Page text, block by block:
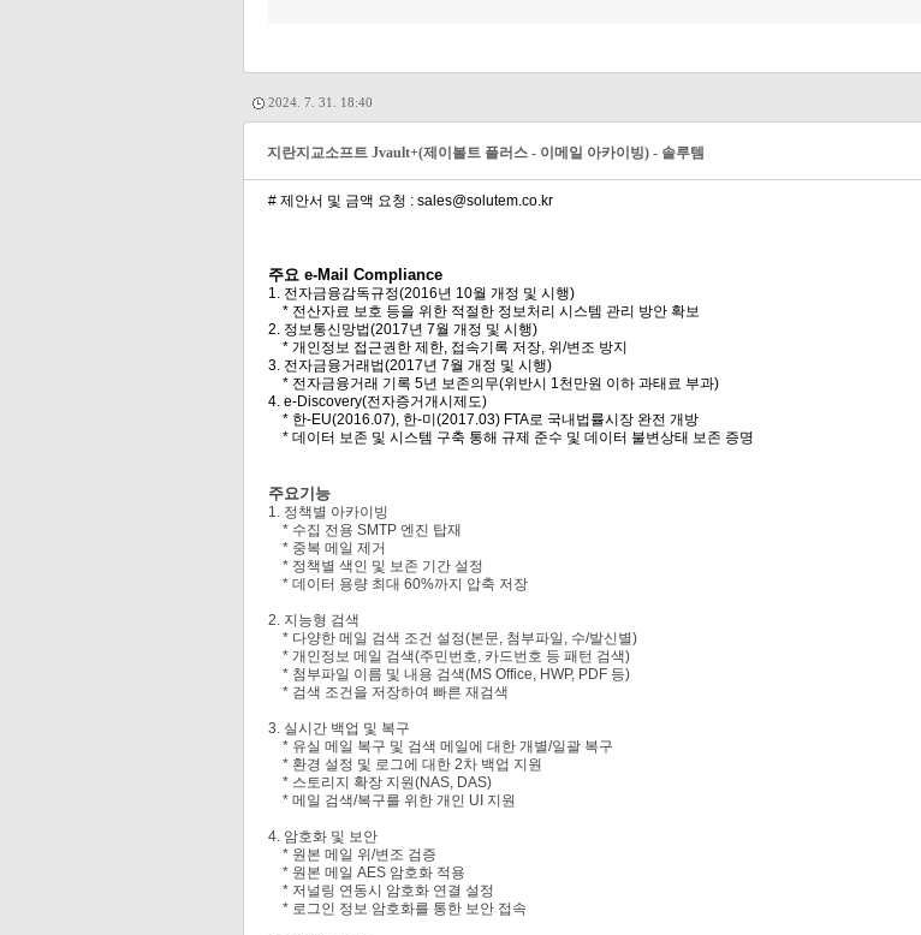
2024. 7. 31. 18:40
지란지교소프트 Jvault+(제이볼트 플러스 - 이메일 아카이빙) - 솔루템
# 제안서 및 금액 요청 : sales@solutem.co.kr
주요 e-Mail Compliance
1. 전자금융감독규정(2016년 10월 개정 및 시행)
* 전산자료 보호 등을 위한 적절한 정보처리 시스템 관리 방안 확보
2. 정보통신망법(2017년 7월 개정 및 시행)
* 개인정보 접근권한 제한, 접속기록 저장, 위/변조 방지
3. 전자금융거래법(2017년 7월 개정 및 시행)
* 전자금융거래 기록 5년 보존의무(위반시 1천만원 이하 과태료 부과)
4. e-Discovery(전자증거개시제도)
* 한-EU(2016.07), 한-미(2017.03) FTA로 국내법률시장 완전 개방
* 데이터 보존 및 시스템 구축 통해 규제 준수 및 데이터 불변상태 보존 증명
주요기능
1. 정책별 아카이빙
* 수집 전용 SMTP 엔진 탑재
* 중복 메일 제거
* 정책별 색인 및 보존 기간 설정
* 데이터 용량 최대 60%까지 압축 저장
2. 지능형 검색
* 다양한 메일 검색 조건 설정(본문, 첨부파일, 수/발신별)
* 개인정보 메일 검색(주민번호, 카드번호 등 패턴 검색)
* 첨부파일 이름 및 내용 검색(MS Office, HWP, PDF 등)
* 검색 조건을 저장하여 빠른 재검색
3. 실시간 백업 및 복구
* 유실 메일 복구 및 검색 메일에 대한 개별/일괄 복구
* 환경 설정 및 로그에 대한 2차 백업 지원
* 스토리지 확장 지원(NAS, DAS)
* 메일 검색/복구를 위한 개인 UI 지원
4. 암호화 및 보안
* 원본 메일 위/변조 검증
* 원본 메일 AES 암호화 적용
* 저널링 연동시 암호화 연결 설정
* 로그인 정보 암호화를 통한 보안 접속